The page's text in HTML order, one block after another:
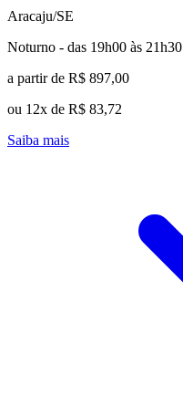
Aracaju/SE
Noturno - das 19h00 às 21h30
a partir de R$ 897,00
ou 12x de R$ 83,72
Saiba mais